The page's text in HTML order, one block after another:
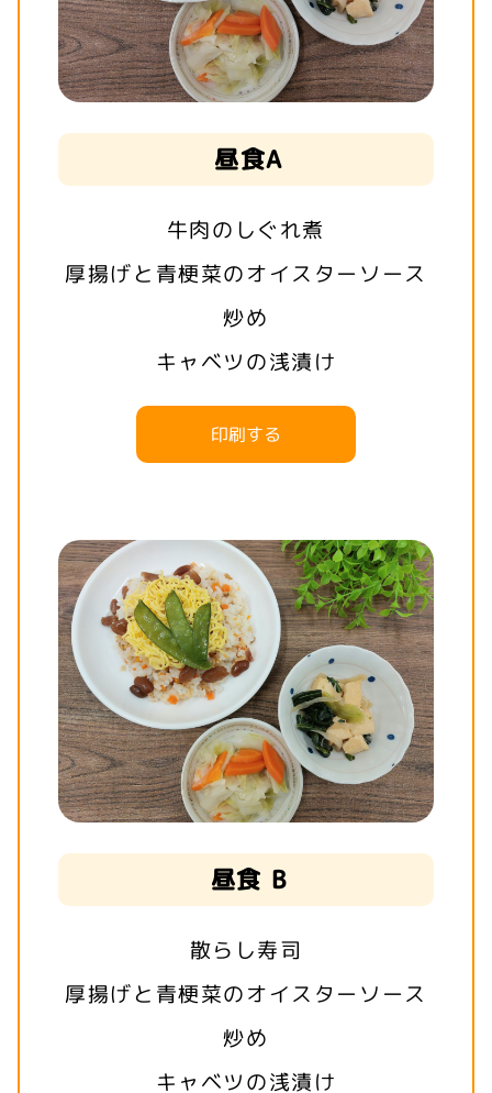
昼食A
牛肉のしぐれ煮
厚揚げと青梗菜のオイスターソース
炒め
キャベツの浅漬け
印刷する
昼食 B
散らし寿司
厚揚げと青梗菜のオイスターソース
炒め
キャベツの浅漬け